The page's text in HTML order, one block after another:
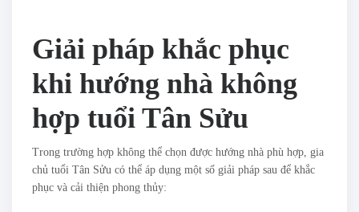
Giải pháp khắc phục
khi hướng nhà không
hợp tuổi Tân Sửu
Trong trường hợp không thể chọn được hướng nhà phù hợp, gia
chủ tuổi Tân Sửu có thể áp dụng một số giải pháp sau để khắc
phục và cải thiện phong thủy: